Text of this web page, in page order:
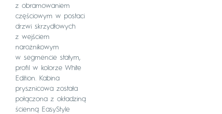
z obramowaniem
częściowym w postaci
drzwi skrzydłowych
z wejściem
narożnikowym
w segmencie stałym,
profil w kolorze White
Edition. Kabina
prysznicowa została
połączona z okładziną
ścienną EasyStyle